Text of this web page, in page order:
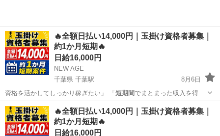
🔥全額日払い14,000円｜玉掛け資格者募集｜
約1か月短期🔥
日給16,000円
NEW AGE
千葉県 千葉駅
8月6日
資格を活かしてしっかり稼ぎたい」 「 短期間 でまとまった収入を得た
い」 「日払い…
千葉 千葉市 千葉駅 玉掛け
🔥全額日払い14,000円｜玉掛け資格者募集｜
約1か月短期🔥
日給16,000円